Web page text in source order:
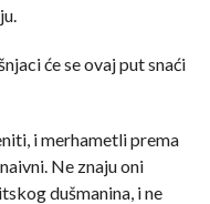
će se ovaj put snaći
i merhametli prema
Ne znaju oni
dušmanina, i ne